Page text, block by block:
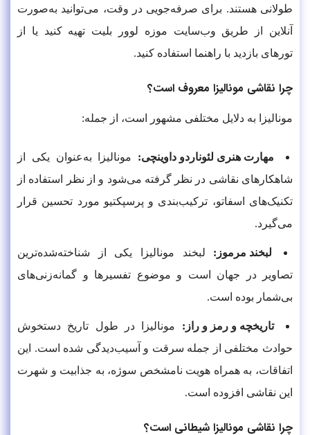
طولانی هستند. برای صرفه‌جویی در وقت، می‌توانید به‌صورت
آنلاین از طریق وب‌سایت موزه لوور بلیت تهیه کنید یا از
تورهای بازدید با راهنما استفاده کنید.
چرا نقاشی مونالیزا معروف است؟
مونالیزا به دلایل مختلفی مشهور است، از جمله:
مهارت هنری لئوناردو داوینچی: مونالیزا به‌عنوان یکی از
شاهکارهای نقاشی در نظر گرفته می‌شود و از نظر استفاده از
تکنیک‌های اسفاتو، ترکیب‌بندی و پرسپکتیو مورد تحسین قرار
می‌گیرد.
لبخند مرموز: لبخند مونالیزا یکی از شناخته‌شده‌ترین
تصاویر در جهان است و موضوع تفسیرها و گمانه‌زنی‌های
بی‌شمار بوده است.
تاریخچه و رمز و راز: مونالیزا در طول تاریخ دستخوش
حوادث مختلفی از جمله سرقت و آسیب‌دیدگی شده است. این
اتفاقات، به همراه هویت نامشخص سوژه، به جذابیت و شهرت
این نقاشی افزوده است.
چرا نقاشی مونالیزا شیطانی است؟